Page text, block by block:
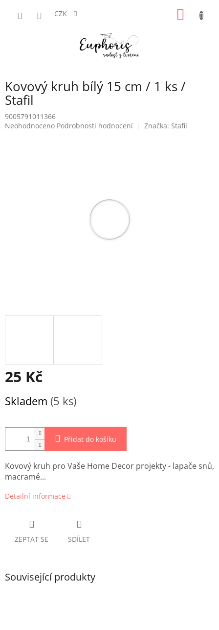
CZK
Kovový kruh bílý 15 cm / 1 ks /
Stafil
9005791011366
Průměrné
Neohodnoceno Podrobnosti hodnocení Značka: Stafil
25 Kč
cena:
Skladem (5 ks)
Přidat do košíku
Kovový kruh pro Vaše Home Decor projekty - lapače snů,
macramé...
Detailní informace
ZEPTAT SE SDÍLET
Související produkty